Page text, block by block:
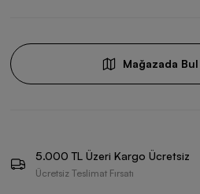
Mağazada Bul
5.000 TL Üzeri Kargo Ücretsiz
Ücretsiz Teslimat Fırsatı